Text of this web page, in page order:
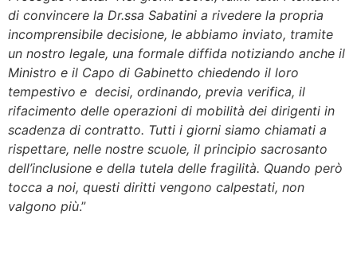
di convincere la Dr.ssa Sabatini a rivedere la propria
incomprensibile decisione, le abbiamo inviato, tramite
un nostro legale, una formale diffida notiziando anche il
Ministro e il Capo di Gabinetto chiedendo il loro
tempestivo e decisi, ordinando, previa verifica, il
rifacimento delle operazioni di mobilità dei dirigenti in
scadenza di contratto. Tutti i giorni siamo chiamati a
rispettare, nelle nostre scuole, il principio sacrosanto
dell’inclusione e della tutela delle fragilità. Quando però
tocca a noi, questi diritti vengono calpestati, non
valgono più.”